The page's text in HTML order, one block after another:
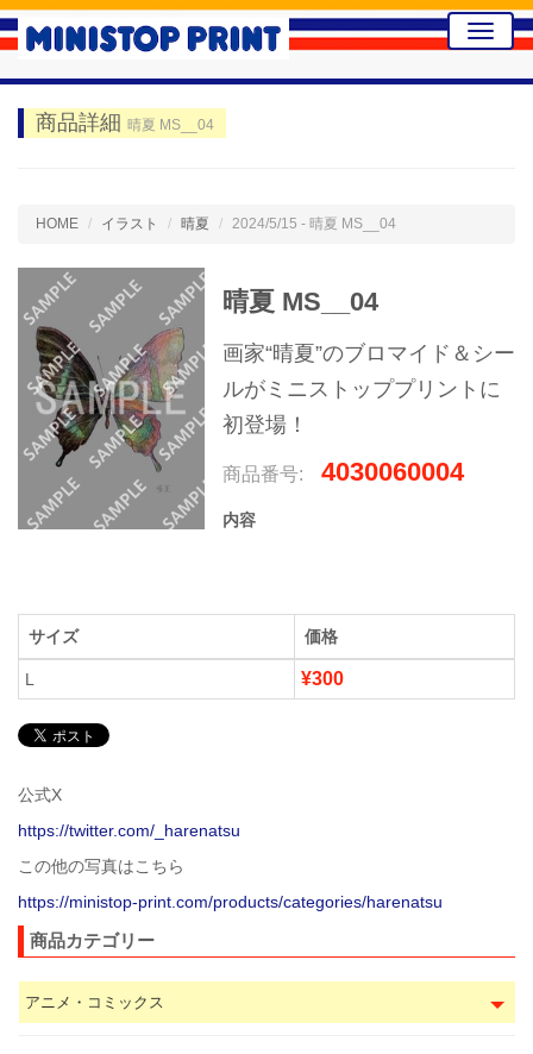
Toggle
商品詳細 晴夏 MS__04
HOME イラスト 晴夏 2024/5/15 - 晴夏 MS__04
晴夏 MS__04
画家“晴夏”のブロマイド＆シー
ルがミニストッププリントに
初登場！
商品番号: 4030060004
内容
サイズ 価格
L ¥300
公式X
https://twitter.com/_harenatsu
この他の写真はこちら
https://ministop-print.com/products/categories/harenatsu
商品カテゴリー
アニメ・コミックス